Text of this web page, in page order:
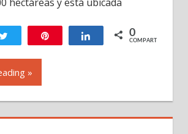
Twittear Compartir
0
COMPARTIR
»